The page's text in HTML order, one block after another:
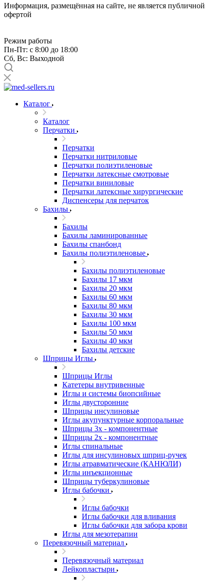
Информация, размещённая на сайте, не является публичной
офертой
Режим работы
Пн-Пт: с 8:00 до 18:00
Сб, Вс: Выходной
Каталог
Каталог
Перчатки
Перчатки
Перчатки нитриловые
Перчатки полиэтиленовые
Перчатки латексные смотровые
Перчатки виниловые
Перчатки латексные хирургические
Диспенсеры для перчаток
Бахилы
Бахилы
Бахилы ламинированные
Бахилы спанбонд
Бахилы полиэтиленовые
Бахилы полиэтиленовые
Бахилы 17 мкм
Бахилы 20 мкм
Бахилы 60 мкм
Бахилы 80 мкм
Бахилы 30 мкм
Бахилы 100 мкм
Бахилы 50 мкм
Бахилы 40 мкм
Бахилы детские
Шприцы Иглы
Шприцы Иглы
Катетеры внутривенные
Иглы и системы биопсийные
Иглы двусторонние
Шприцы инсулиновые
Иглы акупунктурные корпоральные
Шприцы 3х - компонентные
Шприцы 2х - компонентные
Иглы спинальные
Иглы для инсулиновых шприц-ручек
Иглы атравматические (КАНЮЛИ)
Иглы инъекционные
Шприцы туберкулиновые
Иглы бабочки
Иглы бабочки
Иглы бабочки для вливания
Иглы бабочки для забора крови
Иглы для мезотерапии
Перевязочный материал
Перевязочный материал
Лейкопластыри